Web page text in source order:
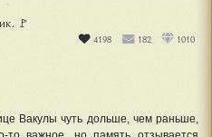
🚩
4198 182 1010
Вакулы чуть дольше, чем раньше,